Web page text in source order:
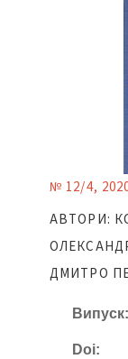
№ 12/4,
АВТОРИ:
ДМИТРО
Випуск:
Doi: